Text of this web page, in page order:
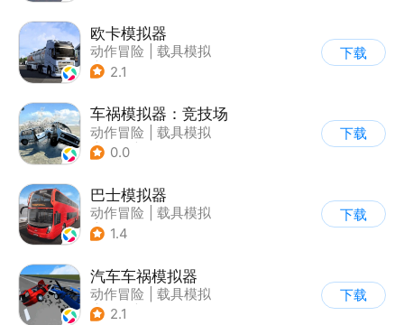
欧卡模拟器
动作冒险
载具模拟
| 写实
2.1
下载
车祸模拟器：竞技场
动作冒险
载具模拟
| 赛车
0.0
下载
巴士模拟器
动作冒险
载具模拟
| 写实
1.4
下载
汽车车祸模拟器
动作冒险
载具模拟
| 汽车
2.1
下载